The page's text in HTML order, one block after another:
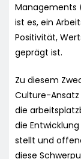
Managements
ist es, ein
Positivität,
geprägt ist.
Zu diesem
Culture-
die
die
stellt und
diese